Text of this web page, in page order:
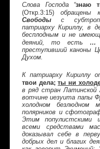
Слова Господа “знаю
(Откр.3:15)обращены к
Свободыс
патриарху Кириллу, в
бесплодным и не
деяний, то есть …
преступивший каноны
Духом.
К патриарху Кириллу
твои дела;ты ни
в ряд стран Латинской
вотчине иезуита папы
холодном безлюдном
полярников и
Этим популистскими
всеми средствами
доказывал себе в
добрых дел и благих